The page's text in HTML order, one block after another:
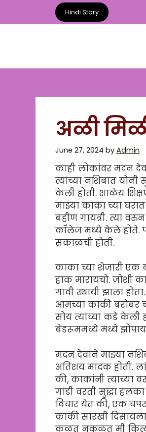
Hindi Story
अळी
June 27, 2024 by Admin
काही लोकांवर मदन
त्यांच्या नशिबात
केली होती. शाळेय
माझ्या काका च्या
बहीण गायत्री. त्या
कॉलेज मध्ये केले होते.
सकाळची होती.
काका च्या शेजारी एक
हाक मारायचो. जोशी
गावी स्थायी झाला
आमच्या काकी बरोबर
सोय त्यांच्या कडे केली
बेडरूममध्ये मध्ये
मदन देवाने माझ्या
अतिशय मादक होती.
की, काकांनी त्याच्या
गांडी वरती सुद्धा
विचार येत की, एक
काकी सारखी
कळत नकळत मी कित्येक